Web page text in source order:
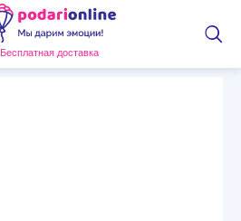
Бесплатная доставка